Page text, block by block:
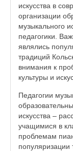
искусства в
организации
музыкального
педагогики.
являлись
традиций
внимания к
культуры и
Педагогии
искусства –
учащимися в
проблемам
популяризации